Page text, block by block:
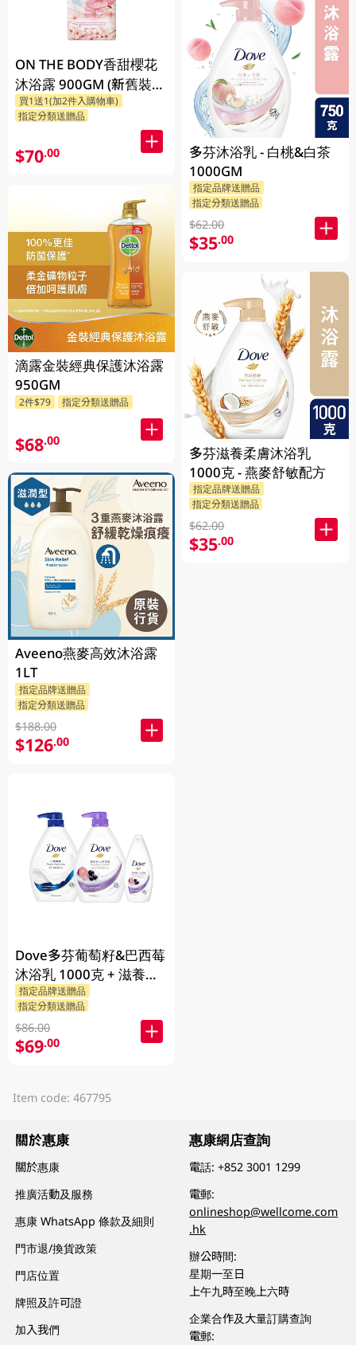
ON THE BODY香甜櫻花
沐浴露 900GM (新舊裝隨
機發貨)
買1送1(加2件入購物車)
指定分類送贈品
$70.00
滴露金裝經典保護沐浴露
950GM
2件$79 指定分類送贈品
$68.00
Aveeno燕麥高效沐浴露
1LT
指定品牌送贈品
指定分類送贈品
$188.00
$126.00
Dove多芬葡萄籽&巴西莓
沐浴乳 1000克 + 滋養柔
嫰沐浴乳 1000克 + 隨機
贈品 200克
指定品牌送贈品
指定分類送贈品
$86.00
$69.00
多芬沐浴乳 - 白桃&白茶
1000GM
指定品牌送贈品
指定分類送贈品
$62.00
$35.00
多芬滋養柔膚沐浴乳
1000克 - 燕麥舒敏配方
指定品牌送贈品
指定分類送贈品
$62.00
$35.00
Item code: 467795
關於惠康
關於惠康
推廣活動及服務
惠康 WhatsApp 條款及細則
門市退/換貨政策
門店位置
牌照及許可證
加入我們
惠康網店查詢
電話:+852 3001 1299
電郵:
onlineshop@wellcome.com
.hk
辦公時間:
星期一至日
上午九時至晚上六時
企業合作及大量訂購查詢
電郵: